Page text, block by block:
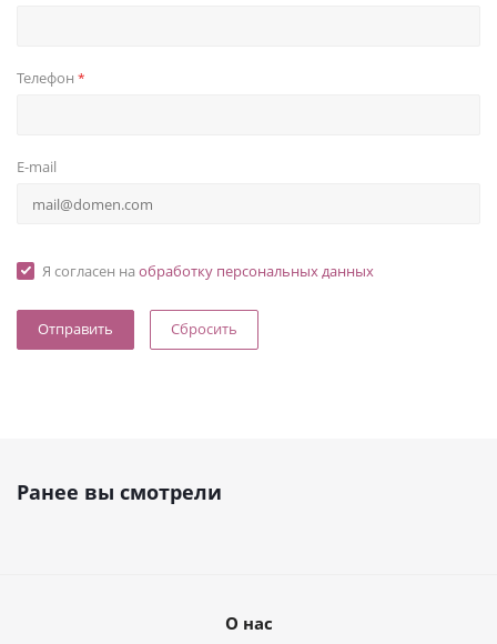
Телефон *
E-mail
Я согласен на обработку персональных данных
Сбросить
Ранее вы смотрели
О нас